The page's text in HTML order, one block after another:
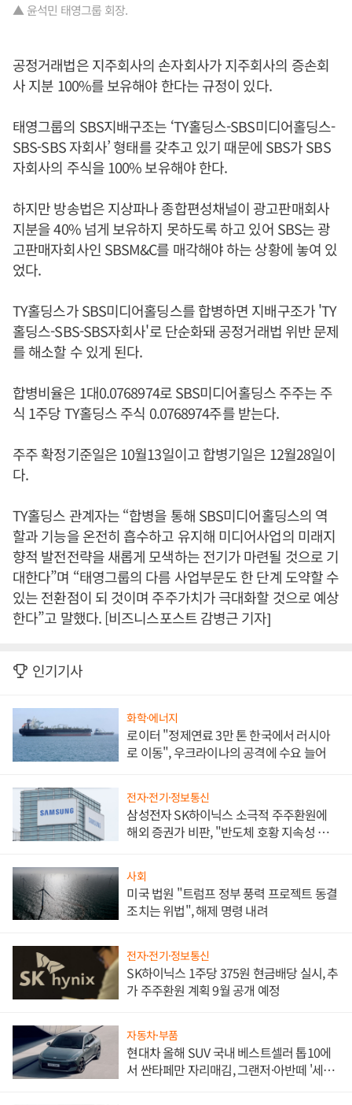
▲ 윤석민 태영그룹 회장.
공정거래법은 지주회사의 손자회사가 지주회사의 증손회
사 지분 100%를 보유해야 한다는 규정이 있다.
태영그룹의 SBS지배구조는 ‘TY홀딩스-SBS미디어홀딩스-
SBS-SBS 자회사’ 형태를 갖추고 있기 때문에 SBS가 SBS
자회사의 주식을 100% 보유해야 한다.
하지만 방송법은 지상파나 종합편성채널이 광고판매회사
지분을 40% 넘게 보유하지 못하도록 하고 있어 SBS는 광
고판매자회사인 SBSM&C를 매각해야 하는 상황에 놓여 있
었다.
TY홀딩스가 SBS미디어홀딩스를 합병하면 지배구조가 'TY
홀딩스-SBS-SBS자회사'로 단순화돼 공정거래법 위반 문제
를 해소할 수 있게 된다.
합병비율은 1대0.0768974로 SBS미디어홀딩스 주주는 주
식 1주당 TY홀딩스 주식 0.0768974주를 받는다.
주주 확정기준일은 10월13일이고 합병기일은 12월28일이
다.
TY홀딩스 관계자는 “합병을 통해 SBS미디어홀딩스의 역
할과 기능을 온전히 흡수하고 유지해 미디어사업의 미래지
향적 발전전략을 새롭게 모색하는 전기가 마련될 것으로 기
대한다”며 “태영그룹의 다름 사업부문도 한 단계 도약할 수
있는 전환점이 되 것이며 주주가치가 극대화할 것으로 예상
한다”고 말했다. [비즈니스포스트 감병근 기자]
인기기사
화학·에너지
로이터 "정제연료 3만 톤 한국에서 러시아
로 이동", 우크라이나의 공격에 수요 늘어
전자·전기·정보통신
삼성전자 SK하이닉스 소극적 주주환원에
해외 증권가 비판, "반도체 호황 지속성 의
사회
미국 법원 "트럼프 정부 풍력 프로젝트 동결
조치는 위법", 해제 명령 내려
전자·전기·정보통신
SK하이닉스 1주당 375원 현금배당 실시, 추
가 주주환원 계획 9월 공개 예정
자동차·부품
현대차 올해 SUV 국내 베스트셀러 톱10에
서 싼타페만 자리매김, 그랜저·아반떼 '세단